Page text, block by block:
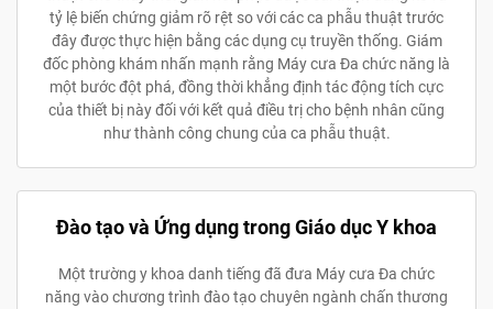
tỷ lệ biến chứng giảm rõ rệt so với các ca phẫu thuật trước
đây được thực hiện bằng các dụng cụ truyền thống. Giám
đốc phòng khám nhấn mạnh rằng Máy cưa Đa chức năng là
một bước đột phá, đồng thời khẳng định tác động tích cực
của thiết bị này đối với kết quả điều trị cho bệnh nhân cũng
như thành công chung của ca phẫu thuật.
Đào tạo và Ứng dụng trong Giáo dục Y khoa
Một trường y khoa danh tiếng đã đưa Máy cưa Đa chức
năng vào chương trình đào tạo chuyên ngành chấn thương